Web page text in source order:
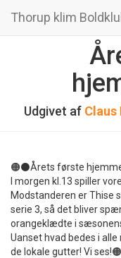
Thorup klim
Udgivet af Claus
🟠⚫️Årets første
I morgen kl.13 spiller
Modstanderen er Thise
serie 3, så det bliver
orangeklædte i
Uanset hvad bedes i
de lokale gutter! Vi